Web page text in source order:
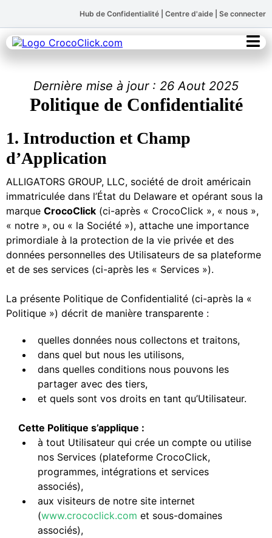
Hub de Confidentialité Centre d'aide Se connecter
Dernière mise à jour : 26 Aout 2025
Politique de Confidentialité
1. Introduction et Champ
d’Application
ALLIGATORS GROUP, LLC, société de droit américain
immatriculée dans l’État du Delaware et opérant sous la
marque CrocoClick (ci-après « CrocoClick », « nous »,
« notre », ou « la Société »), attache une importance
primordiale à la protection de la vie privée et des
données personnelles des Utilisateurs de sa plateforme
et de ses services (ci-après les « Services »).
La présente Politique de Confidentialité (ci-après la «
Politique ») décrit de manière transparente :
quelles données nous collectons et traitons,
dans quel but nous les utilisons,
dans quelles conditions nous pouvons les
partager avec des tiers,
et quels sont vos droits en tant qu’Utilisateur.
Cette Politique s’applique :
à tout Utilisateur qui crée un compte ou utilise
nos Services (plateforme CrocoClick,
programmes, intégrations et services
associés),
aux visiteurs de notre site internet
(www.crococlick.com et sous-domaines
associés),